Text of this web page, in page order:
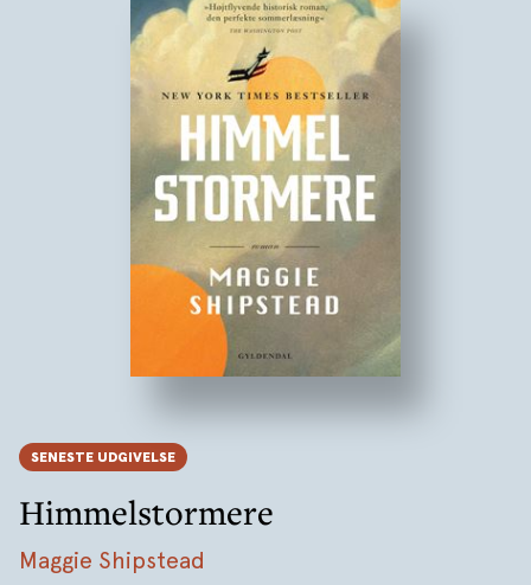
SENESTE UDGIVELSE
Himmelstormere
Maggie Shipstead